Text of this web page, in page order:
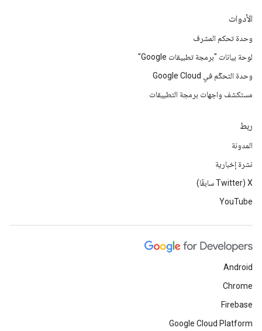
الأدوات
وحدة تحكم المشرف
لوحة بيانات "برمجة تطبيقات Google"
وحدة التحكّم في Google Cloud
مستكشف واجهات برمجة التطبيقات
ربط
المدونة
نشرة إخبارية
‫X ‏(Twitter سابقًا)
YouTube
Android
Chrome
Firebase
Google Cloud Platform